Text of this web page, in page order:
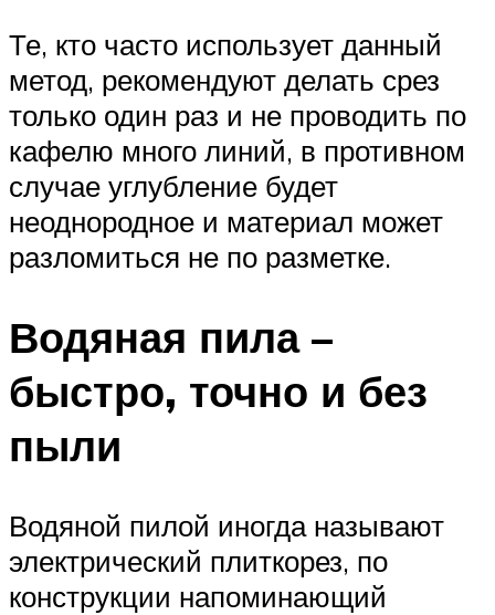
Те, кто часто использует данный
метод, рекомендуют делать срез
только один раз и не проводить по
кафелю много линий, в противном
случае углубление будет
неоднородное и материал может
разломиться не по разметке.
Водяная пила –
быстро, точно и без
пыли
Водяной пилой иногда называют
электрический плиткорез, по
конструкции напоминающий